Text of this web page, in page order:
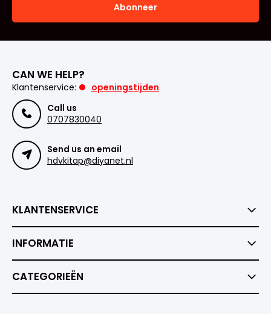
Abonneer
CAN WE HELP?
Klantenservice:
openingstijden
Call us
0707830040
Send us an email
hdvkitap@diyanet.nl
KLANTENSERVICE
INFORMATIE
CATEGORIEËN